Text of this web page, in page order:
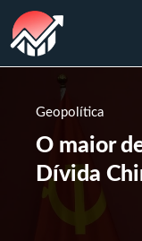
Geopolítica
O maior
Dívida